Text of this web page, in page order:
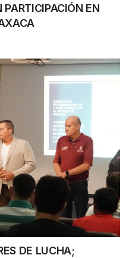
EN
DE LUCHA;